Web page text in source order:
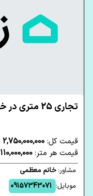
تجاری 25 متری در خیابان مشکینی مشهد
قیمت کل: 2,750,000,000 تومان
قیمت هر متر: 110,000,000 تومان
مشاور:خانم معظمی
موبایل: 09157343071